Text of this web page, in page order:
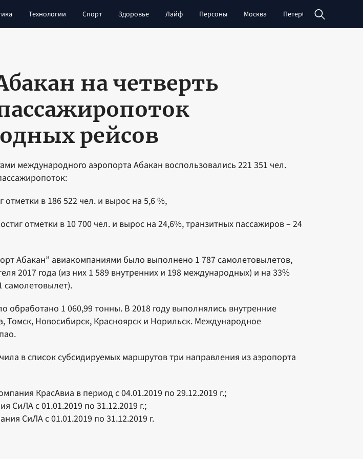
Технологии Спорт Здоровье Лайф Персоны Москва Петербург
на четверть
рейсов
международного аэропорта Абакан воспользовались 221 351 чел.
в 186 522 чел. и вырос на 5,6 %,
отметки в 10 700 чел. и вырос на 24,6%, транзитных пассажиров – 24
Абакан” авиакомпаниями было выполнено 1 787 самолетовылетов,
2017 года (из них 1 589 внутренних и 198 международных) и на 33%
самолетовылет).
обработано 1 060,99 тонны. В 2018 году выполнялись внутренние
Томск, Новосибирск, Красноярск и Норильск. Международное
в список субсидируемых маршрутов три направления из аэропорта
КрасАвиа в период с 04.01.2019 по 29.12.2019 г.;
СиЛА с 01.01.2019 по 31.12.2019 г.;
СиЛА с 01.01.2019 по 31.12.2019 г.